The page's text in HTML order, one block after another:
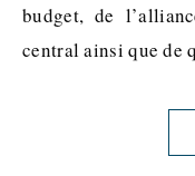
budget, de
central ainsi que de